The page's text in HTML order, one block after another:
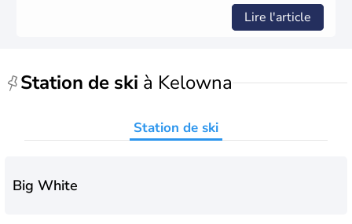
Lire l'article
Station de ski à Kelowna
Station de ski
Big White